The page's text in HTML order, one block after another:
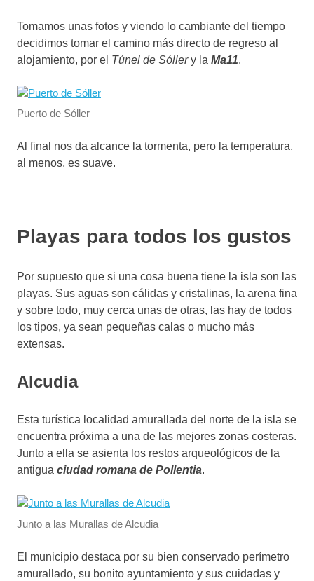
Tomamos unas fotos y viendo lo cambiante del tiempo
decidimos tomar el camino más directo de regreso al
alojamiento, por el Túnel de Sóllery la Ma11.
Puerto de Sóller
Al final nos da alcance la tormenta, pero la temperatura,
al menos, es suave.
Playas para todos los gustos
Por supuesto que si una cosa buena tiene la isla son las
playas. Sus aguas son cálidas y cristalinas, la arena fina
y sobre todo, muy cerca unas de otras, las hay de todos
los tipos, ya sean pequeñas calas o mucho más
extensas.
Alcudia
Esta turística localidad amurallada del norte de la isla se
encuentra próxima a una de las mejores zonas costeras.
Junto a ella se asienta los restos arqueológicos de la
antigua ciudad romana de Pollentia.
Junto a las Murallas de Alcudia
El municipio destaca por su bien conservado perímetro
amurallado, su bonito ayuntamiento y sus cuidadas y